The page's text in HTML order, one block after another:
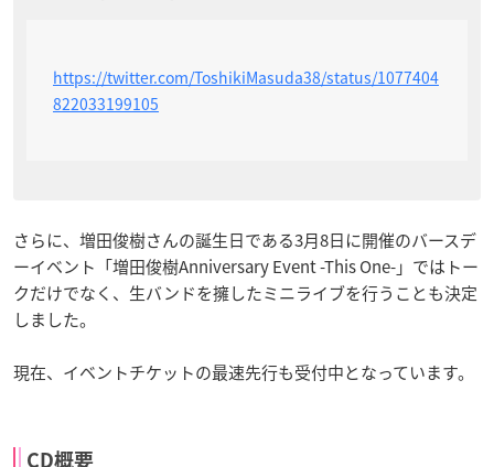
https://twitter.com/ToshikiMasuda38/status/1077404
822033199105
さらに、増田俊樹さんの誕生日である3月8日に開催のバースデ
ーイベント「増田俊樹Anniversary Event -This One-」ではトー
クだけでなく、生バンドを擁したミニライブを行うことも決定
しました。
現在、イベントチケットの最速先行も受付中となっています。
CD概要